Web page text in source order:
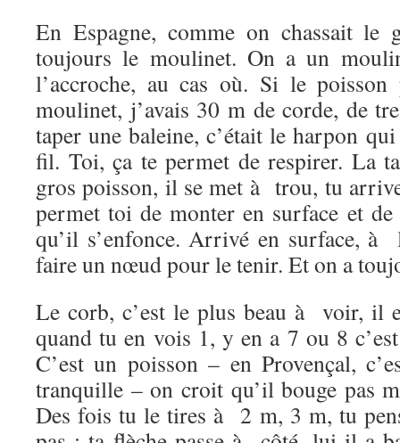
En Espagne, comme on chassait le
toujours le moulinet. On a un
l’accroche, au cas où. Si le
moulinet, j’avais 30 m de corde, de
taper une baleine, c’était le harpon
fil. Toi, ça te permet de respirer. La
gros poisson, il se met à trou, tu
permet toi de monter en surface et
qu’il s’enfonce. Arrivé en surface,
faire un nœud pour le tenir. Et on a
Le corb, c’est le plus beau à voir, il
quand tu en vois 1, y en a 7 ou 8
C’est un poisson – en Provençal,
tranquille – on croit qu’il bouge pas
Des fois tu le tires à 2 m, 3 m, tu